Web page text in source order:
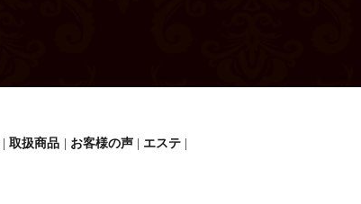
取扱商品 お客様の声
エステ